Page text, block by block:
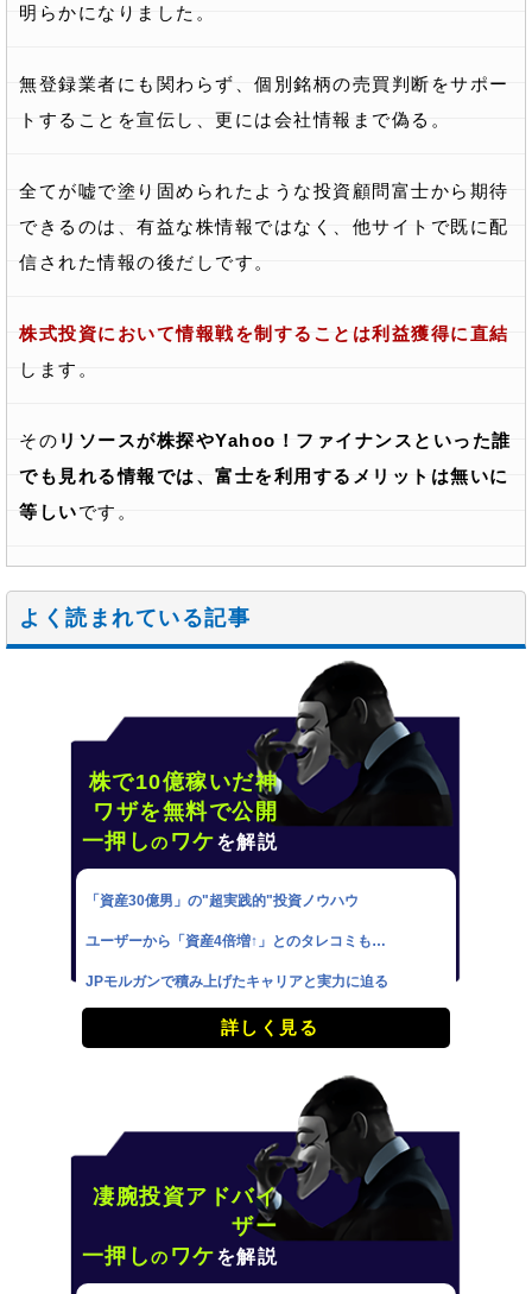
明らかになりました。
無登録業者にも関わらず、個別銘柄の売買判断をサポー
トすることを宣伝し、更には会社情報まで偽る。
全てが嘘で塗り固められたような投資顧問富士から期待
できるのは、有益な株情報ではなく、他サイトで既に配
信された情報の後だしです。
株式投資において情報戦を制することは利益獲得に直結
します。
その リソースが株探やYahoo！ファイナンスといった誰
でも見れる情報では、富士を利用するメリットは無いに
等しいです。
よく読まれている記事
株で10億稼いだ神
ワザを無料で公開
一押しの ワケを解説
「資産30億男」の"超実践的"投資ノウハウ
ユーザーから「資産4倍増↑」とのタレコミも…
JPモルガンで積み上げたキャリアと実力に迫る
詳しく見る
凄腕投資アドバイ
ザー
一押しの ワケを解説